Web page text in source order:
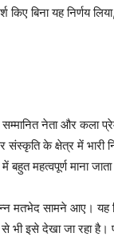
बिना यह निर्णय
नेता और कला
संस्कृति के क्षेत्र में भारी
महत्वपूर्ण माना
मतभेद सामने आए। यह
इसे देखा जा रहा है।